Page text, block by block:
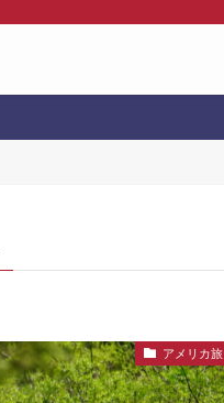
アメリカ旅